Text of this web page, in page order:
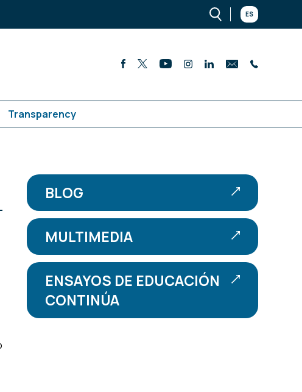
ES
Transparency
BLOG
MULTIMEDIA
ENSAYOS DE EDUCACIÓN
CONTINÚA